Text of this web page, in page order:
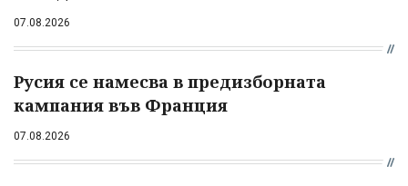
07.08.2026
Русия се намесва в предизборната
кампания във Франция
07.08.2026